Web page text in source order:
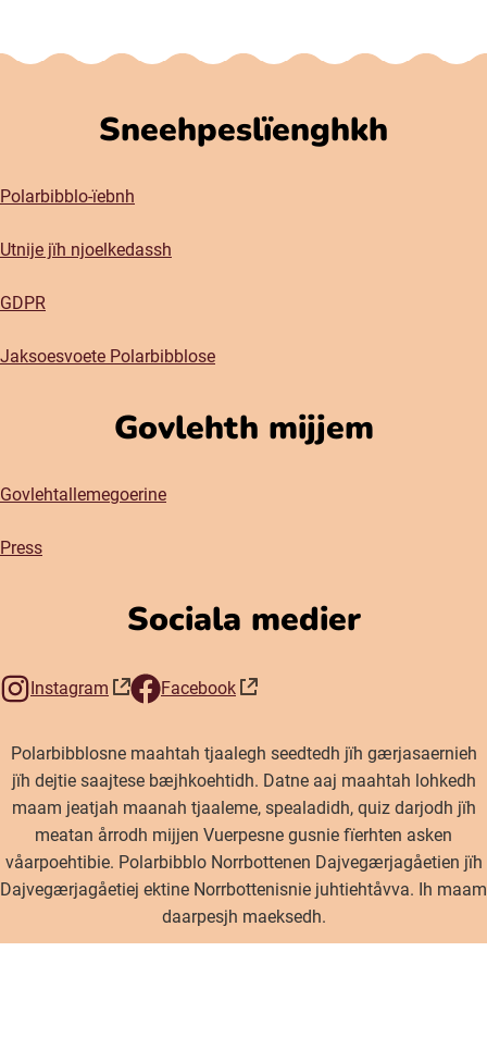
Sneehpeslïenghkh
Polarbibblo-ïebnh
Utnije jïh njoelkedassh
GDPR
Jaksoesvoete Polarbibblose
Govlehth mijjem
Govlehtallemegoerine
Press
Sociala medier
Instagram
(öppnas i nytt fönster)
Facebook
(öppnas i nytt fönster)
Polarbibblosne maahtah tjaalegh seedtedh jïh gærjasaernieh
jïh dejtie saajtese bæjhkoehtidh. Datne aaj maahtah lohkedh
maam jeatjah maanah tjaaleme, spealadidh, quiz darjodh jïh
meatan årrodh mijjen Vuerpesne gusnie fïerhten asken
våarpoehtibie. Polarbibblo Norrbottenen Dajvegærjagåetien jïh
Dajvegærjagåetiej ektine Norrbottenisnie juhtiehtåvva. Ih maam
daarpesjh maeksedh.